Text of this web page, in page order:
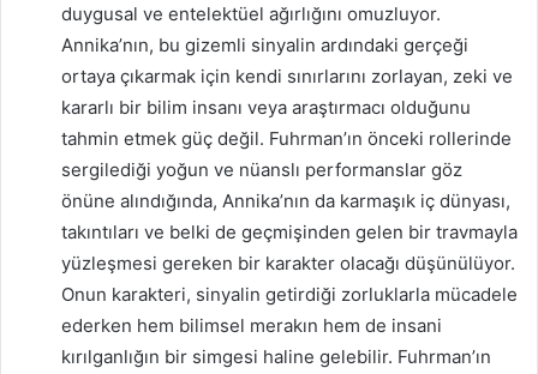
duygusal ve entelektüel ağırlığını omuzluyor.
Annika’nın, bu gizemli sinyalin ardındaki gerçeği
ortaya çıkarmak için kendi sınırlarını zorlayan, zeki ve
kararlı bir bilim insanı veya araştırmacı olduğunu
tahmin etmek güç değil. Fuhrman’ın önceki rollerinde
sergilediği yoğun ve nüanslı performanslar göz
önüne alındığında, Annika’nın da karmaşık iç dünyası,
takıntıları ve belki de geçmişinden gelen bir travmayla
yüzleşmesi gereken bir karakter olacağı düşünülüyor.
Onun karakteri, sinyalin getirdiği zorluklarla mücadele
ederken hem bilimsel merakın hem de insani
kırılganlığın bir simgesi haline gelebilir. Fuhrman’ın